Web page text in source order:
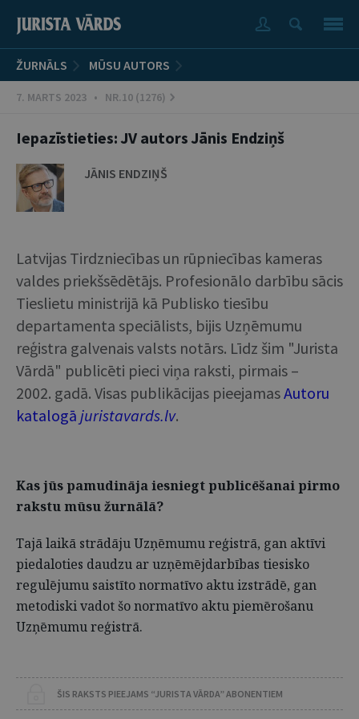
ŽURNĀLS MŪSU AUTORS
7. MARTS 2023 • NR.10 (1276)
Iepazīstieties: JV autors Jānis Endziņš
JĀNIS ENDZIŅŠ
Latvijas Tirdzniecības un rūpniecības kameras
valdes priekšsēdētājs. Profesionālo darbību sācis
Tieslietu ministrijā kā Publisko tiesību
departamenta speciālists, bijis Uzņēmumu
reģistra galvenais valsts notārs. Līdz šim "Jurista
Vārdā" publicēti pieci viņa raksti, pirmais –
2002. gadā. Visas publikācijas pieejamasAutoru
katalogā juristavards.lv.
Kas jūs pamudināja iesniegt publicēšanai pirmo
rakstu mūsu žurnālā?
Tajā laikā strādāju Uzņēmumu reģistrā, gan aktīvi
piedaloties daudzu ar uzņēmējdarbības tiesisko
regulējumu saistīto normatīvo aktu izstrādē, gan
metodiski vadot šo normatīvo aktu piemērošanu
Uzņēmumu reģistrā.
ŠIS RAKSTS PIEEJAMS “JURISTA VĀRDA” ABONENTIEM